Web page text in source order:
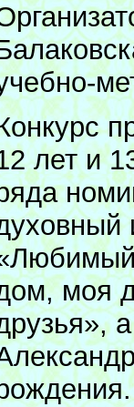
лет и
моя